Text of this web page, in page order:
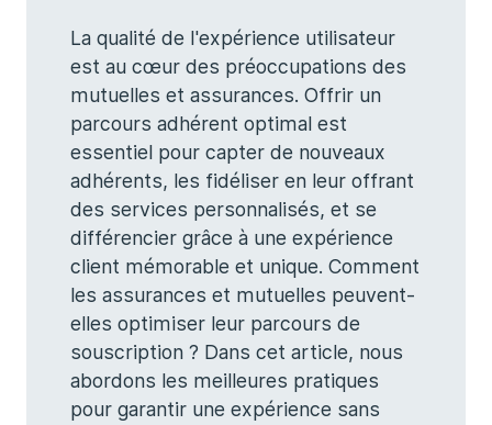
La qualité de l'expérience utilisateur
est au cœur des préoccupations des
mutuelles et assurances. Offrir un
parcours adhérent optimal est
essentiel pour capter de nouveaux
adhérents, les fidéliser en leur offrant
des services personnalisés, et se
différencier grâce à une expérience
client mémorable et unique. Comment
les assurances et mutuelles peuvent-
elles optimiser leur parcours de
souscription ? Dans cet article, nous
abordons les meilleures pratiques
pour garantir une expérience sans